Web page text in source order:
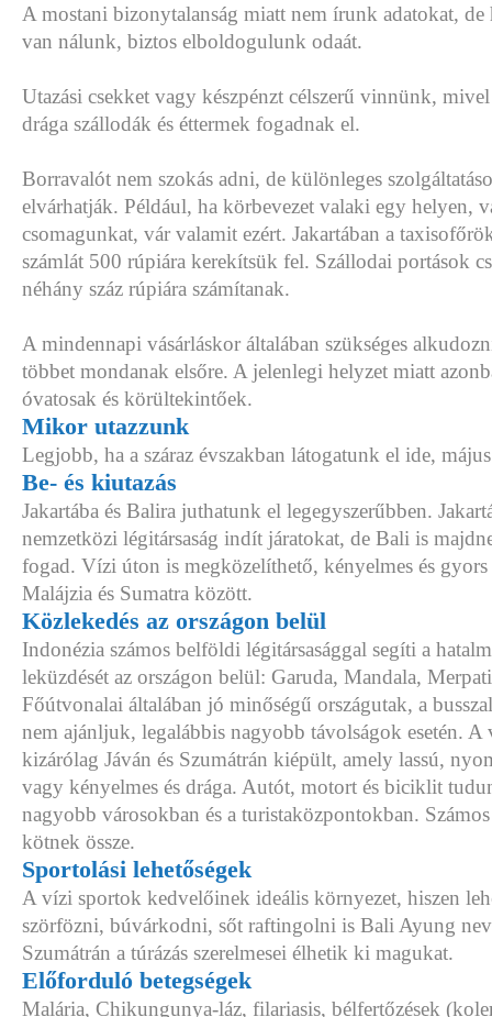
A mostani bizonytalanság miatt nem írunk adatokat,
van nálunk, biztos elboldogulunk odaát.
Utazási csekket vagy készpénzt célszerű vinnünk,
drága szállodák és éttermek fogadnak el.
Borravalót nem szokás adni, de különleges
elvárhatják. Például, ha körbevezet valaki egy helyen,
csomagunkat, vár valamit ezért. Jakartában a
számlát 500 rúpiára kerekítsük fel. Szállodai portások
néhány száz rúpiára számítanak.
A mindennapi vásárláskor általában szükséges
többet mondanak elsőre. A jelenlegi helyzet miatt
óvatosak és körültekintőek.
Mikor utazzunk
Legjobb, ha a száraz évszakban látogatunk el ide,
Be- és kiutazás
Jakartába és Balira juthatunk el legegyszerűbben.
nemzetközi légitársaság indít járatokat, de Bali is
fogad. Vízi úton is megközelíthető, kényelmes és
Malájzia és Sumatra között.
Közlekedés az országon belül
Indonézia számos belföldi légitársasággal segíti a
leküzdését az országon belül: Garuda, Mandala,
Főútvonalai általában jó minőségű országutak, a
nem ajánljuk, legalábbis nagyobb távolságok esetén. A
kizárólag Jáván és Szumátrán kiépült, amely lassú,
vagy kényelmes és drága. Autót, motort és biciklit
nagyobb városokban és a turistaközpontokban.
kötnek össze.
Sportolási lehetőségek
A vízi sportok kedvelőinek ideális környezet, hiszen
szörfözni, búvárkodni, sőt raftingolni is Bali Ayung
Szumátrán a túrázás szerelmesei élhetik ki magukat.
Előforduló betegségek
Malária, Chikungunya-láz, filariasis, bélfertőzések